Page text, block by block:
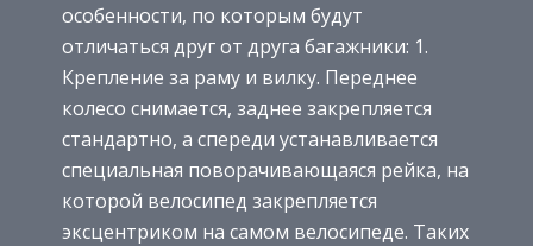
особенности, по которым будут
отличаться друг от друга багажники: 1.
Крепление за раму и вилку. Переднее
колесо снимается, заднее закрепляется
стандартно, а спереди устанавливается
специальная поворачивающаяся рейка, на
которой велосипед закрепляется
эксцентриком на самом велосипеде. Таких